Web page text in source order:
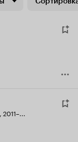
2011–...